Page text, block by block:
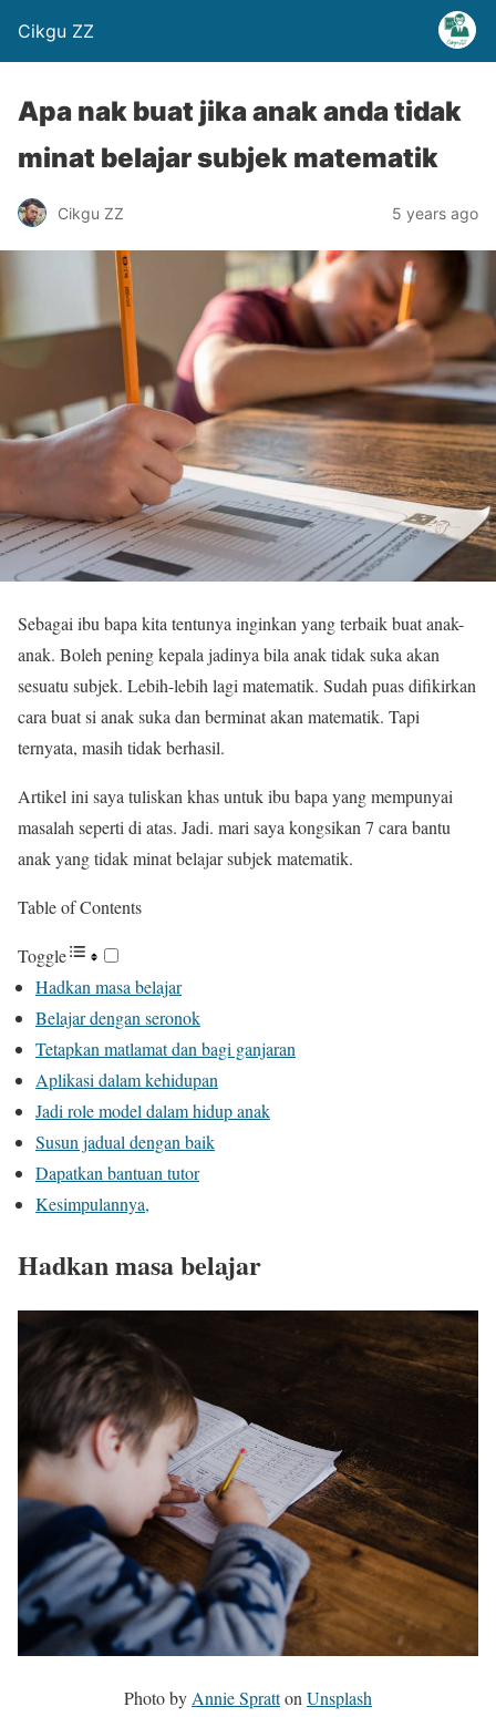
Cikgu ZZ
Apa nak buat jika anak anda tidak
minat belajar subjek matematik
Cikgu ZZ 5 years ago
Sebagai ibu bapa kita tentunya inginkan yang terbaik buat anak-
anak. Boleh pening kepala jadinya bila anak tidak suka akan
sesuatu subjek. Lebih-lebih lagi matematik. Sudah puas difikirkan
cara buat si anak suka dan berminat akan matematik. Tapi
ternyata, masih tidak berhasil.
Artikel ini saya tuliskan khas untuk ibu bapa yang mempunyai
masalah seperti di atas. Jadi. mari saya kongsikan 7 cara bantu
anak yang tidak minat belajar subjek matematik.
Table of Contents
Toggle
Hadkan masa belajar
Belajar dengan seronok
Tetapkan matlamat dan bagi ganjaran
Aplikasi dalam kehidupan
Jadi role model dalam hidup anak
Susun jadual dengan baik
Dapatkan bantuan tutor
Kesimpulannya,
Hadkan masa belajar
Photo by Annie Spratton Unsplash